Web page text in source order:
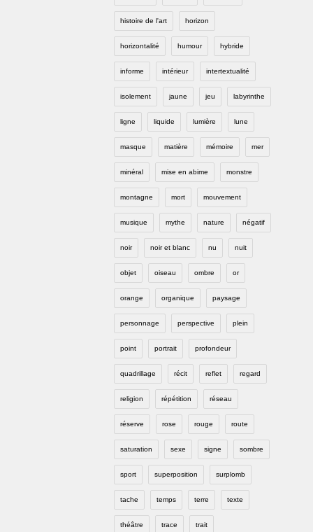
histoire de l'art horizon
horizontalité humour hybride
informe intérieur intertextualité
isolement jaune jeu labyrinthe
ligne liquide lumière lune
masque matière mémoire mer
minéral mise en abime monstre
montagne mort mouvement
musique mythe nature négatif
noir noir et blanc nu nuit
objet oiseau ombre or
orange organique paysage
personnage perspective plein
point portrait profondeur
quadrillage récit reflet regard
religion répétition réseau
réserve rose rouge route
saturation sexe signe sombre
sport superposition surplomb
tache temps terre texte
théâtre trace trait